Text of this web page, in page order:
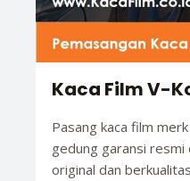
Kaca Film V-
Pasang kaca film
gedung garansi
original dan